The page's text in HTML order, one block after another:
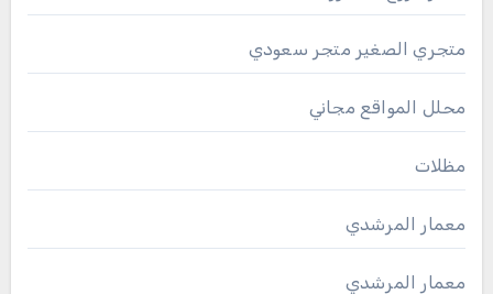
متجري الصغير متجر سعودي
محلل المواقع مجاني
مظلات
معمار المرشدي
معمار المرشدي